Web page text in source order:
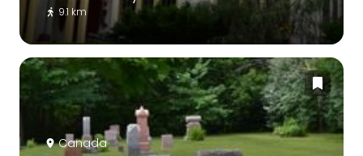
9.1 km
Canada